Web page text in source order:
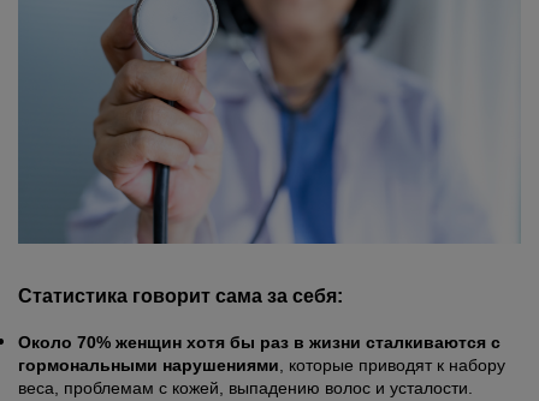
Статистика говорит сама за себя:
Около 70% женщин хотя бы раз в жизни сталкиваются с
гормональными нарушениями , которые приводят к набору
веса, проблемам с кожей, выпадению волос и усталости.